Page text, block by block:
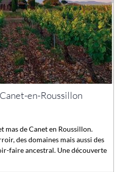
en-Roussillon
mas de Canet en Roussillon.
des domaines mais aussi des
faire ancestral. Une découverte